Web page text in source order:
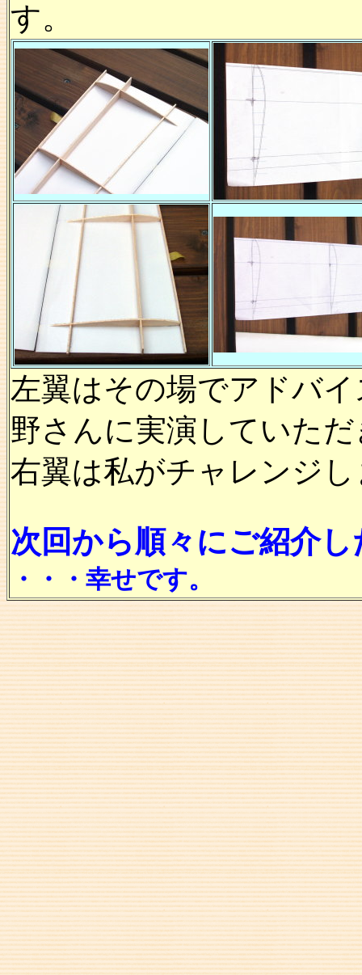
す。
左翼はその場でアドバ
野さんに実演していた
右翼は私がチャレンジ
次回から順々にご紹介
・・・幸せです。